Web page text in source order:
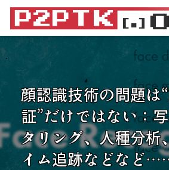
顔認識技術の問題は
証”だけではない：
タリング、人種分析
イム追跡などなど